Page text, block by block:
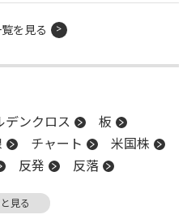
を見る
デンクロス
板
チャート
米国株
反発
反落
見る